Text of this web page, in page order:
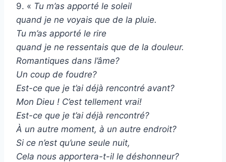
9. « Tu m’as apporté le soleil
quand je ne voyais que de la pluie.
Tu m’as apporté le rire
quand je ne ressentais que de la douleur.
Romantiques dans l’âme?
Un coup de foudre?
Est-ce que je t’ai déjà rencontré avant?
Mon Dieu ! C’est tellement vrai!
Est-ce que je t’ai déjà rencontré?
À un autre moment, à un autre endroit?
Si ce n’est qu’une seule nuit,
Cela nous apportera-t-il le déshonneur?